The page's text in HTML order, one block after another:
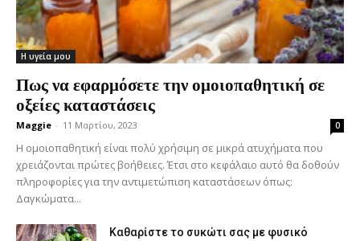
Η υγεία μου
Πως να εφαρμόσετε την ομοιοπαθητική σε
οξείες καταστάσεις
Maggie - 11 Μαρτίου, 2023 0
Η ομοιοπαθητική είναι πολύ χρήσιμη σε μικρά ατυχήματα που
χρειάζονται πρώτες βοήθειες. Έτσι στο κεφάλαιο αυτό θα δοθούν
πληροφορίες για την αντιμετώπιση καταστάσεων όπως:
Δαγκώματα...
Καθαρίστε το συκώτι σας με φυσικό